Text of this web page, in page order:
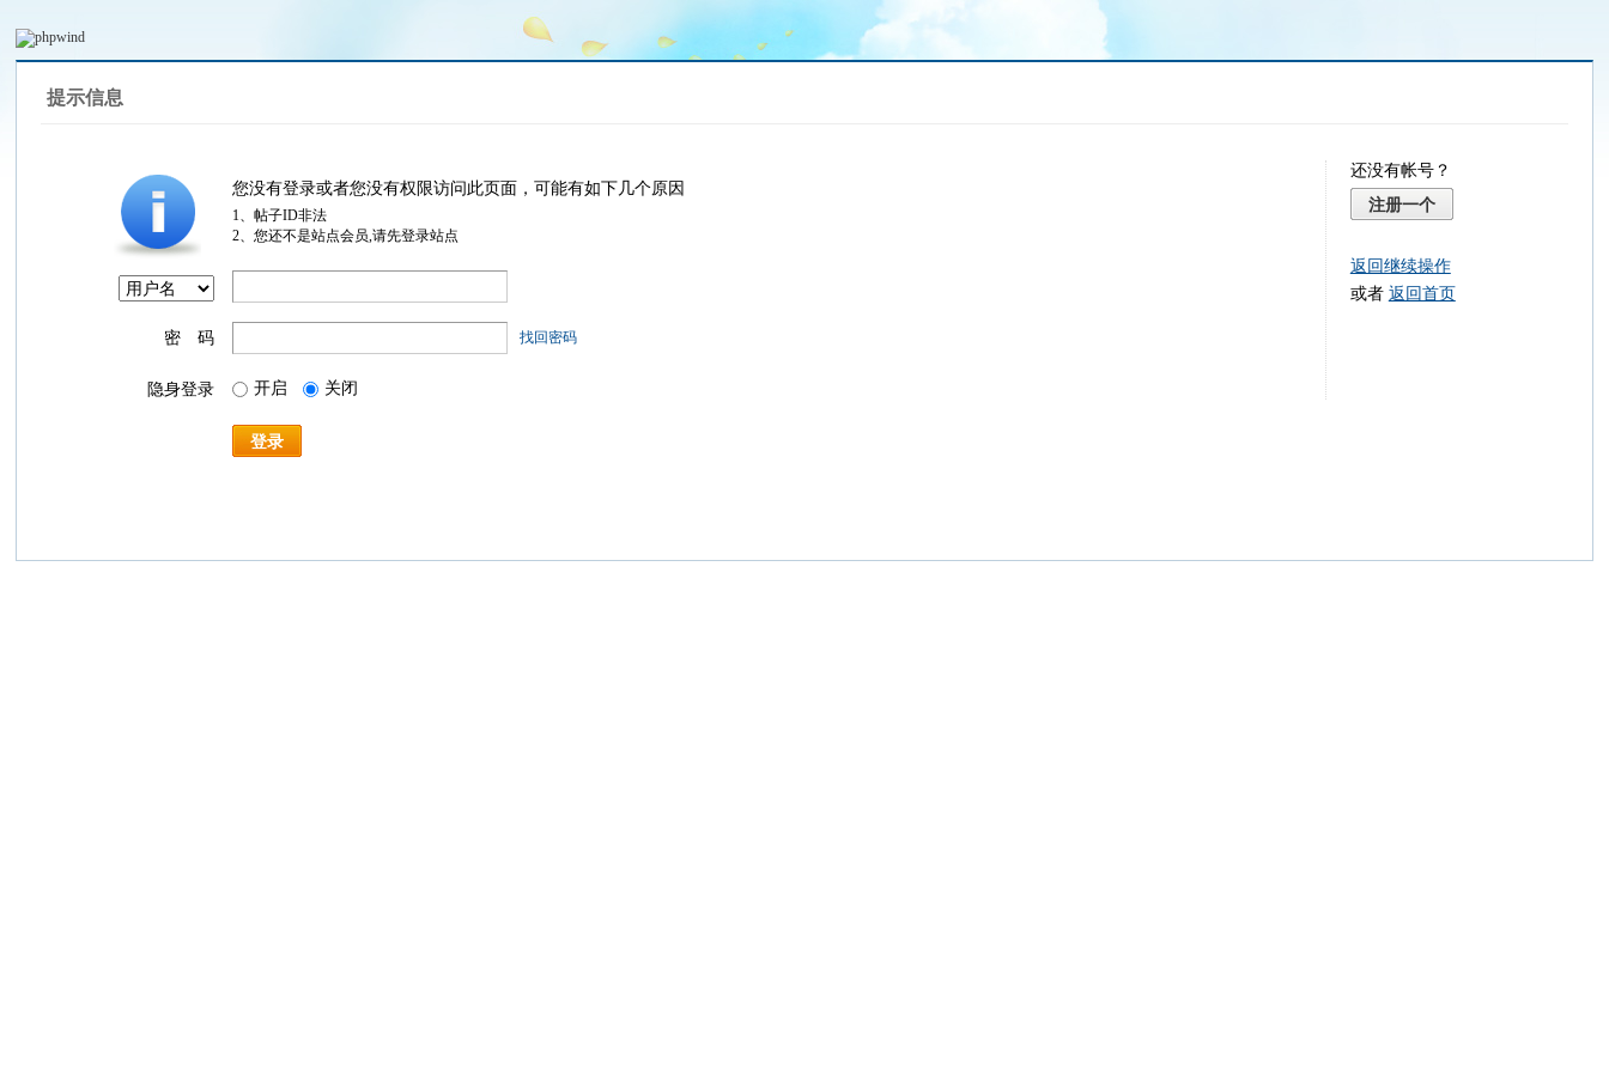
提示信息
您没有登录或者您没有权限访问此页面，可能有如下几个原因
1、帖子ID非法
2、您还不是站点会员,请先登录站点
密 码 找回密码
隐身登录 开启 关闭
登录
还没有帐号？
注册一个
返回继续操作
或者 返回首页